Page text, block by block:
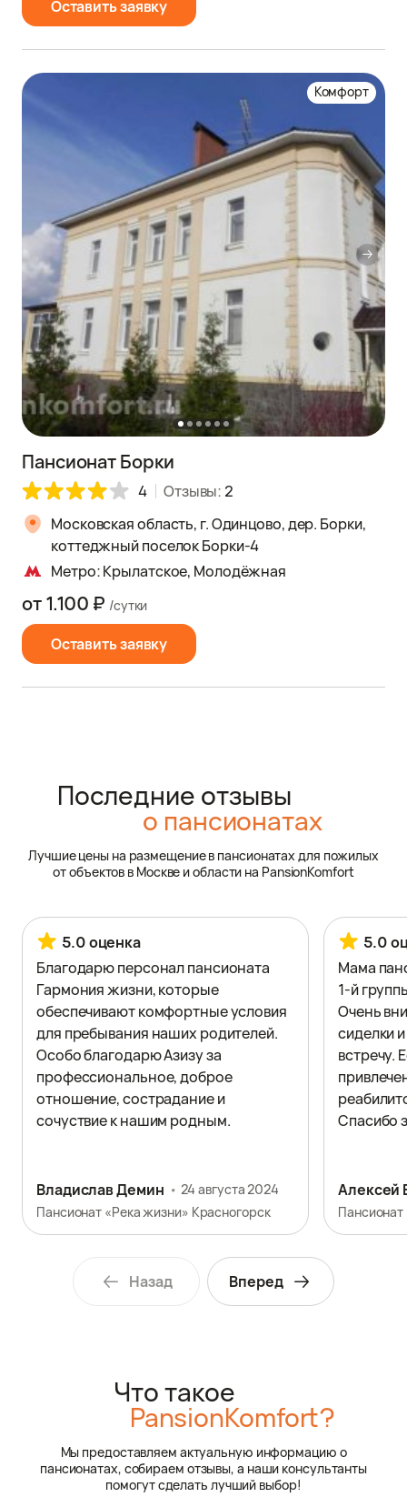
Оставить заявку
Комфорт
Пансионат Борки
4 Отзывы: 2
Московская область, г. Одинцово, дер. Борки,
коттеджный поселок Борки-4
Метро: Крылатское, Молодёжная
Оставить заявку
от 1.100 ₽ /сутки
Последние отзывы
о пансионатах
Лучшие цены на размещение в пансионатах для пожилых
от объектов в Москве и области на PansionKomfort
5.0 оценка
Благодарю персонал пансионата
Гармония жизни, которые
обеспечивают комфортные условия
для пребывания наших родителей.
Особо благодарю Азизу за
профессиональное, доброе
отношение, сострадание и
сочуствие к нашим родным.
Владислав Демин
24 августа 2024
Пансионат «Река жизни» Красногорск
5.0
Мама
1-й
Очень
сиделки
встречу.
Спасибо
Алексей
Назад Вперед
Что такое
PansionKomfort?
Мы предоставляем актуальную информацию о
пансионатах, собираем отзывы, а наши консультанты
помогут сделать лучший выбор!